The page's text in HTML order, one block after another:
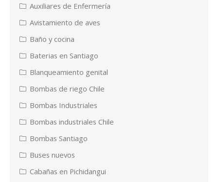
Auxiliares de Enfermería
Avistamiento de aves
Baño y cocina
Baterias en Santiago
Blanqueamiento genital
Bombas de riego Chile
Bombas Industriales
Bombas industriales Chile
Bombas Santiago
Buses nuevos
Cabañas en Pichidangui